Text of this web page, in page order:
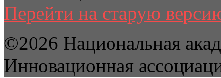
Перейти на старую
©2026 Национальная
Инновационная